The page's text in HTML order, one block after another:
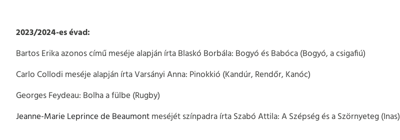
2023/2024-es évad:
Bartos Erika azonos című meséje alapján írta Blaskó Borbála: Bogyó és Babóca (Bogyó, a csigafiú)
Carlo Collodi meséje alapján írta Varsányi Anna: Pinokkió (Kandúr, Rendőr, Kanóc)
Georges Feydeau: Bolha a fülbe (Rugby)
Jeanne-Marie Leprince de Beaumontmeséjét színpadra írta Szabó Attila: A Szépség és a Szörnyeteg (Inas)